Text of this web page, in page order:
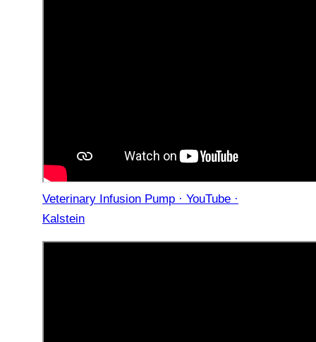
Veterinary Infusion Pump · YouTube ·
Kalstein